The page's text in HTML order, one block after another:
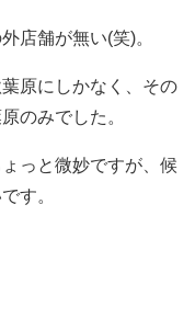
店舗が無い(笑)。
原にしかなく、その
のみでした。
っと微妙ですが、候
す。